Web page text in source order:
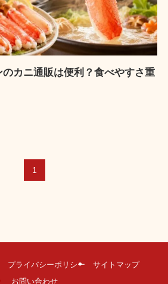
カニ通販は便利？食べやすさ重
1
プライバシーポリシー
サイトマップ
お問い合わせ